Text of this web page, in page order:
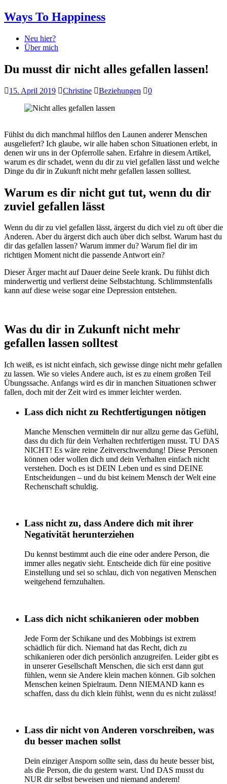
Ways To Happiness
Neu hier?
Über mich
Du musst dir nicht alles gefallen lassen!
15. April 2019 Christine Beziehungen 0
Fühlst du dich manchmal hilflos den Launen anderer Menschen
ausgeliefert? Ich glaube, wir alle haben schon Situationen erlebt, in
denen wir uns in der Opferrolle sahen. Erfahre in diesem Artikel,
warum es dir schadet, wenn du dir zu viel gefallen lässt und welche
Dinge du dir in Zukunft nicht mehr gefallen lassen solltest.
Warum es dir nicht gut tut, wenn du dir
zuviel gefallen lässt
Wenn du dir zu viel gefallen lässt, ärgerst du dich viel zu oft über die
Anderen. Aber du ärgerst dich auch über dich selbst. Warum hast du
dir das gefallen lassen? Warum immer du? Warum fiel dir im
richtigen Moment nicht die passende Antwort ein?
Dieser Ärger macht auf Dauer deine Seele krank. Du fühlst dich
minderwertig und verlierst deine Selbstachtung. Schlimmstenfalls
kann auf diese weise sogar eine Depression entstehen.
Was du dir in Zukunft nicht mehr
gefallen lassen solltest
Ich weiß, es ist nicht einfach, sich gewisse dinge nicht mehr gefallen
zu lassen. Wie so vieles Andere auch, ist es zu einem großen Teil
Übungssache. Anfangs wird es dir in manchen Situationen schwer
fallen, doch mit der Zeit wird es immer leichter werden.
Lass dich nicht zu Rechtfertigungen nötigen
Manche Menschen vermitteln dir nur allzu gerne das Gefühl,
dass du dich für dein Verhalten rechtfertigen musst. TU DAS
NICHT! Es wäre reine Zeitverschwendung! Diese Personen
können oder wollen dich und dein Verhalten einfach nicht
verstehen. Doch es ist DEIN Leben und es sind DEINE
Entscheidungen – und du bist keinem Mensch der Welt eine
Rechenschaft schuldig.
Lass nicht zu, dass Andere dich mit ihrer
Negativität herunterziehen
Du kennst bestimmt auch die eine oder andere Person, die
immer alles negativ sieht. Entscheide dich für eine positive
Einstellung und sei so schlau, dich von negativen Menschen
weitgehend fernzuhalten.
Lass dich nicht schikanieren oder mobben
Jede Form der Schikane und des Mobbings ist extrem
schädlich für dich. Niemand hat das Recht, dich zu
schikanieren oder dich persönlich anzugreifen. Leider gibt es
in unserer Gesellschaft Menschen, die sich erst dann gut
fühlen, wenn sie Andere klein machen können. Gib solchen
Menschen keinen Spielraum. Denn NIEMAND kann es
schaffen, dass du dich klein fühlst, wenn du es nicht zulässt!
Lass dir nicht von Anderen vorschreiben, was
du besser machen sollst
Dein einziger Ansporn sollte sein, dass du heute besser bist,
als die Person, die du gestern warst. Und DAS musst du
NUR dir selbst beweisen und niemand anderem!